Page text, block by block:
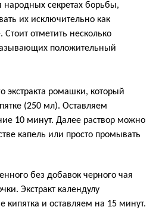
народных секретах борьбы,
их исключительно как
отметить несколько
положительный
экстракта ромашки, который
(250 мл). Оставляем
10 минут. Далее раствор можно
капель или просто промывать
без добавок черного чая
Экстракт календулу
кипятка и оставляем на 15 минут.